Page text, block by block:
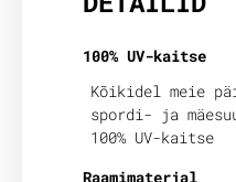
100% UV-kaitse
Kõikidel meie
spordi- ja
100% UV-kaitse
Raamimaterjal